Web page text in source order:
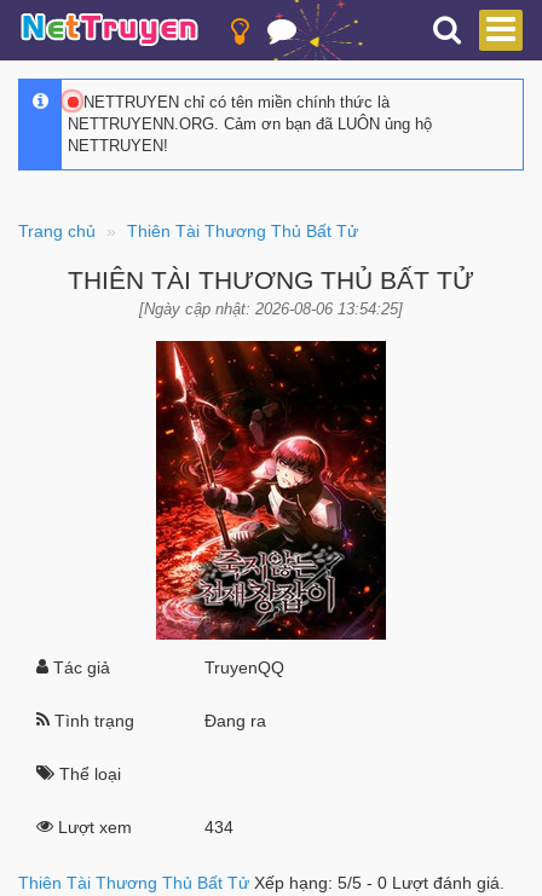
NETTRUYEN chỉ có tên miền chính thức là
NETTRUYENN.ORG. Cảm ơn bạn đã LUÔN ủng hộ
NETTRUYEN!
Trang chủ Thiên Tài Thương Thủ Bất Tử
THIÊN TÀI THƯƠNG THỦ BẤT TỬ
[Ngày cập nhật: 2026-08-06 13:54:25]
Tác giả TruyenQQ
Tình trạng Đang ra
Thể loại
Lượt xem 434
Thiên Tài Thương Thủ Bất Tử Xếp hạng: 5/5 - 0 Lượt đánh giá.